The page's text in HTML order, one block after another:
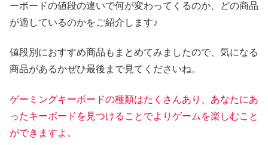
ーボードの値段の違いで何が変わってくるのか、どの商品
が適しているのかをご紹介します♪
値段別におすすめ商品もまとめてみましたので、気になる
商品があるかぜひ最後まで見てくださいね。
ゲーミングキーボードの種類はたくさんあり、あなたにあ
ったキーボードを見つけることでよりゲームを楽しむこと
ができますよ。